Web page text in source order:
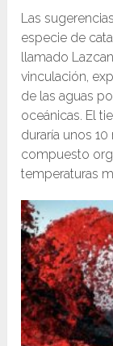
Las
especie de
llamado
vinculación,
de las aguas
oceánicas. El
duraría unos
compuesto
temperaturas